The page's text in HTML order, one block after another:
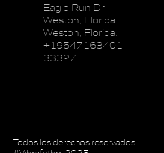
Eagle Run Dr
Weston, Florida
Weston, Florida.
+19547163401
33327
Todos los derechos reservados